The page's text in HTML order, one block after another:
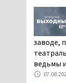
заводе,
ведьмы